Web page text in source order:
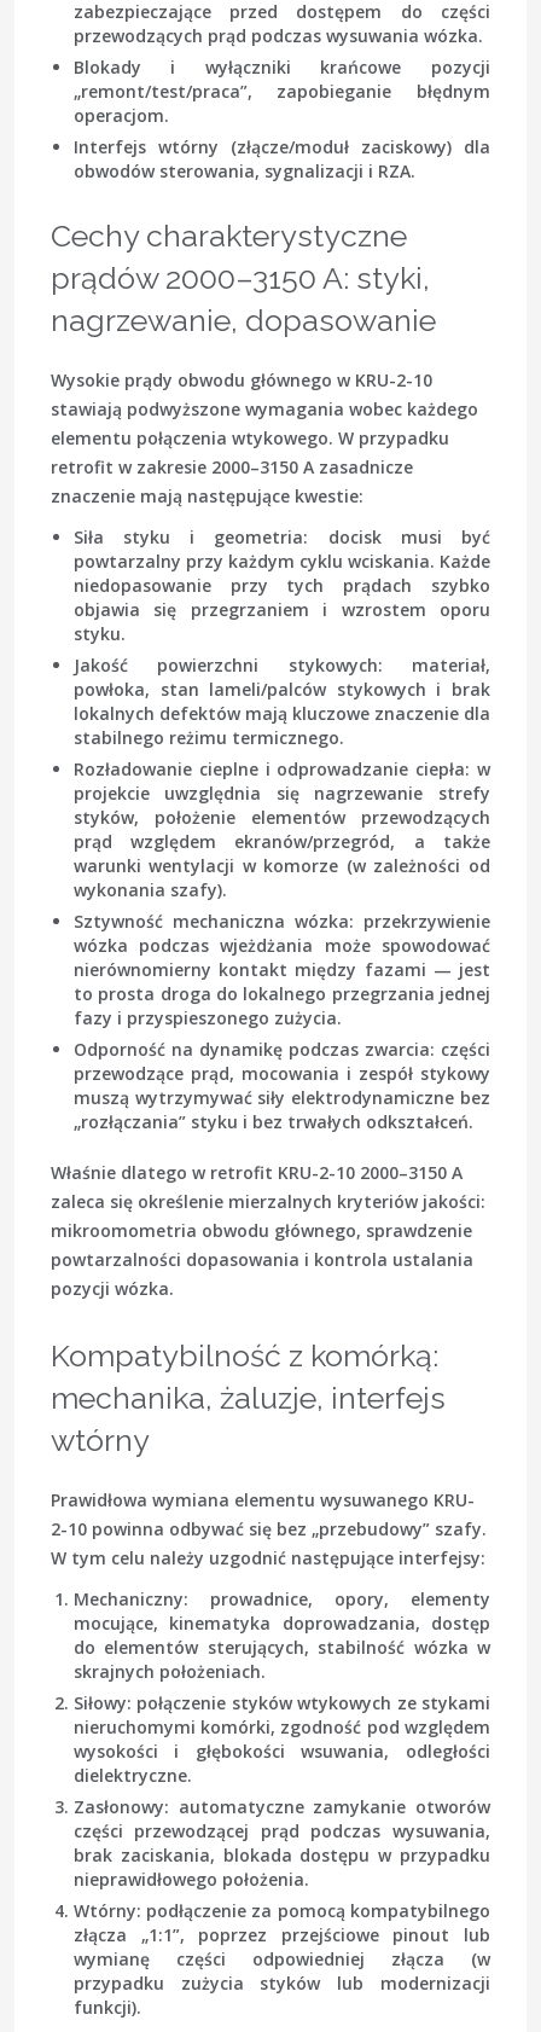
zabezpieczające przed dostępem do części
przewodzących prąd podczas wysuwania wózka.
Blokady i wyłączniki krańcowe pozycji
„remont/test/praca”, zapobieganie błędnym
operacjom.
Interfejs wtórny (złącze/moduł zaciskowy) dla
obwodów sterowania, sygnalizacji i RZA.
Cechy charakterystyczne
prądów 2000–3150 A: styki,
nagrzewanie, dopasowanie
Wysokie prądy obwodu głównego w KRU-2-10
stawiają podwyższone wymagania wobec każdego
elementu połączenia wtykowego. W przypadku
retrofit w zakresie 2000–3150 A zasadnicze
znaczenie mają następujące kwestie:
Siła styku i geometria: docisk musi być
powtarzalny przy każdym cyklu wciskania. Każde
niedopasowanie przy tych prądach szybko
objawia się przegrzaniem i wzrostem oporu
styku.
Jakość powierzchni stykowych: materiał,
powłoka, stan lameli/palców stykowych i brak
lokalnych defektów mają kluczowe znaczenie dla
stabilnego reżimu termicznego.
Rozładowanie cieplne i odprowadzanie ciepła: w
projekcie uwzględnia się nagrzewanie strefy
styków, położenie elementów przewodzących
prąd względem ekranów/przegród, a także
warunki wentylacji w komorze (w zależności od
wykonania szafy).
Sztywność mechaniczna wózka: przekrzywienie
wózka podczas wjeżdżania może spowodować
nierównomierny kontakt między fazami — jest
to prosta droga do lokalnego przegrzania jednej
fazy i przyspieszonego zużycia.
Odporność na dynamikę podczas zwarcia: części
przewodzące prąd, mocowania i zespół stykowy
muszą wytrzymywać siły elektrodynamiczne bez
„rozłączania” styku i bez trwałych odkształceń.
Właśnie dlatego w retrofit KRU-2-10 2000–3150 A
zaleca się określenie mierzalnych kryteriów jakości:
mikroomometria obwodu głównego, sprawdzenie
powtarzalności dopasowania i kontrola ustalania
pozycji wózka.
Kompatybilność z komórką:
mechanika, żaluzje, interfejs
wtórny
Prawidłowa wymiana elementu wysuwanego KRU-
2-10 powinna odbywać się bez „przebudowy” szafy.
W tym celu należy uzgodnić następujące interfejsy:
Mechaniczny: prowadnice, opory, elementy
mocujące, kinematyka doprowadzania, dostęp
do elementów sterujących, stabilność wózka w
skrajnych położeniach.
Siłowy: połączenie styków wtykowych ze stykami
nieruchomymi komórki, zgodność pod względem
wysokości i głębokości wsuwania, odległości
dielektryczne.
Zasłonowy: automatyczne zamykanie otworów
części przewodzącej prąd podczas wysuwania,
brak zaciskania, blokada dostępu w przypadku
nieprawidłowego położenia.
Wtórny: podłączenie za pomocą kompatybilnego
złącza „1:1”, poprzez przejściowe pinout lub
wymianę części odpowiedniej złącza (w
przypadku zużycia styków lub modernizacji
funkcji).